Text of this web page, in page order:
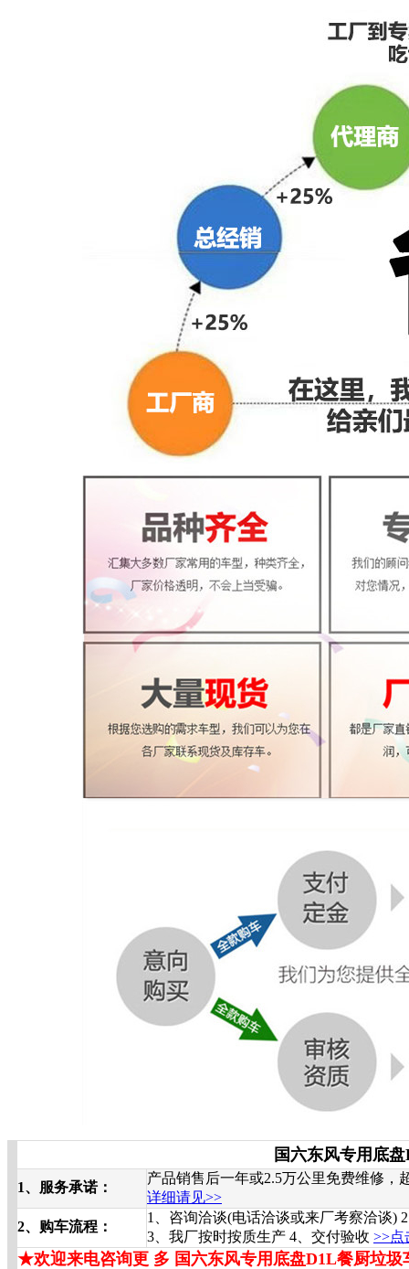
国六东风专用底
1、服务承诺：
产品销售后一年或2.5万公里免费维修
详细请见>>
2、购车流程：
1、咨询洽谈(电话洽谈或来厂考察洽谈)
3、我厂按时按质生产 4、交付验收 >>点
★欢迎来电咨询更 多 国六东风专用底盘D1L餐厨垃圾